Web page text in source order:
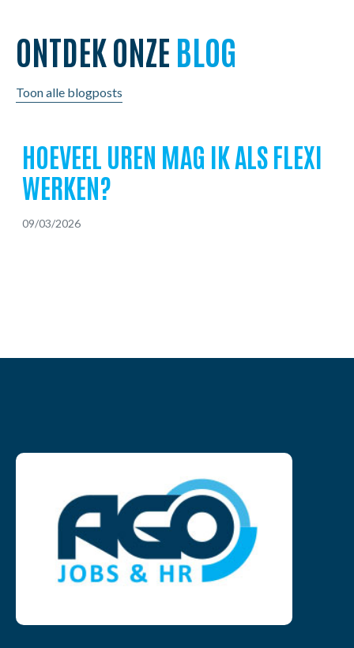
ONTDEK ONZE BLOG
Toon alle blogposts
HOEVEEL UREN MAG IK ALS FLEXI
WERKEN?
09/03/2026